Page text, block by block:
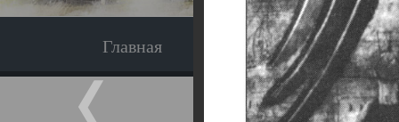
Главная Экскурсия